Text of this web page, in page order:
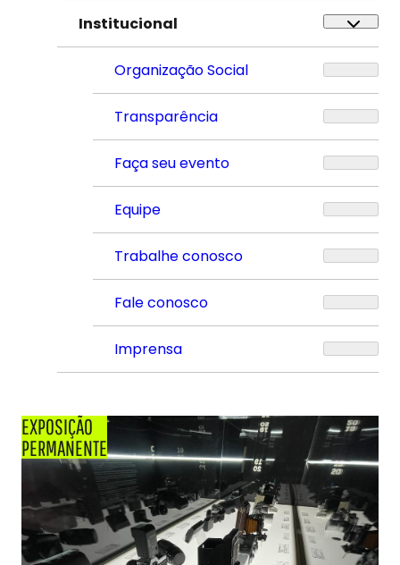
Institucional
Organização Social
Transparência
Faça seu evento
Equipe
Trabalhe conosco
Fale conosco
Imprensa
EXPOSIÇÃO
PERMANENTE